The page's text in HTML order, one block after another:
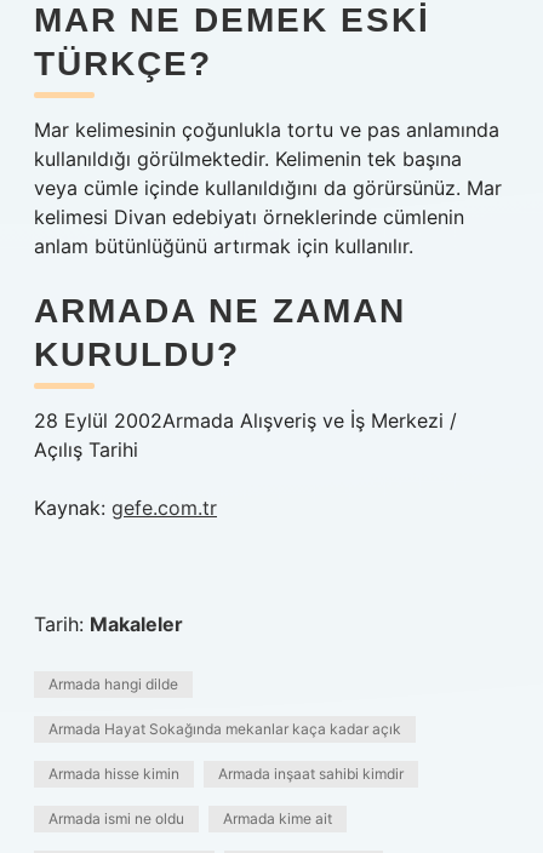
MAR NE DEMEK ESKI
TÜRKÇE?
Mar kelimesinin çoğunlukla tortu ve pas anlamında
kullanıldığı görülmektedir. Kelimenin tek başına
veya cümle içinde kullanıldığını da görürsünüz. Mar
kelimesi Divan edebiyatı örneklerinde cümlenin
anlam bütünlüğünü artırmak için kullanılır.
ARMADA NE ZAMAN
KURULDU?
28 Eylül 2002Armada Alışveriş ve İş Merkezi /
Açılış Tarihi
Kaynak: gefe.com.tr
Tarih: Makaleler
Armada hangi dilde
Armada Hayat Sokağında mekanlar kaça kadar açık
Armada hisse kimin Armada inşaat sahibi kimdir
Armada ismi ne oldu Armada kime ait